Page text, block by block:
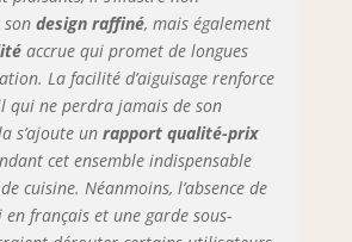
de qualité
ils ont également une
à la corrosion et des
anti-corrosion, ils sont
aux coupures et à la
robustes et durables. [
Entretenir ] - Le lavage à la
recommandé, la lame est
et plus durable.
design raffiné, mais également
accrue qui promet de longues
La facilité d’aiguisage renforce
qui ne perdra jamais de son
s’ajoute un rapport qualité-prix
cet ensemble indispensable
cuisine. Néanmoins, l’absence de
en français et une garde sous-